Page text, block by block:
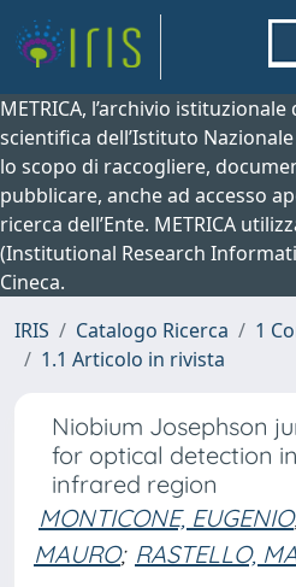
METRICA, l’archivio
scientifica dell’Istituto
lo scopo di raccogliere,
pubblicare, anche ad accesso
ricerca dell’Ente. METRICA
(Institutional Research
Cineca.
IRIS
Catalogo Ricerca
1
1.1 Articolo in rivista
Niobium Josephson
for optical detection
infrared region
MONTICONE, EUGENIO
MAURO; RASTELLO,